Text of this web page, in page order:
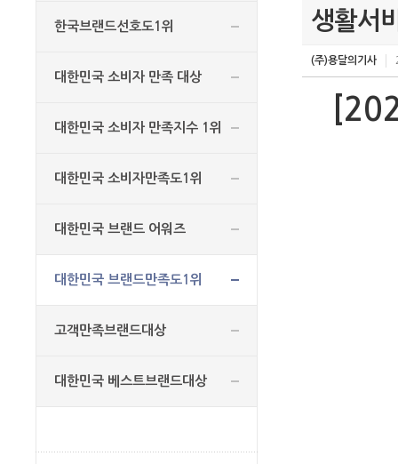
한국브랜드선호도1위
대한민국 소비자 만족 대상
대한민국 소비자 만족지수 1위
대한민국 소비자만족도1위
대한민국 브랜드 어워즈
대한민국 브랜드만족도1위
고객만족브랜드대상
대한민국 베스트브랜드대상
생활서
(주)용달의기사